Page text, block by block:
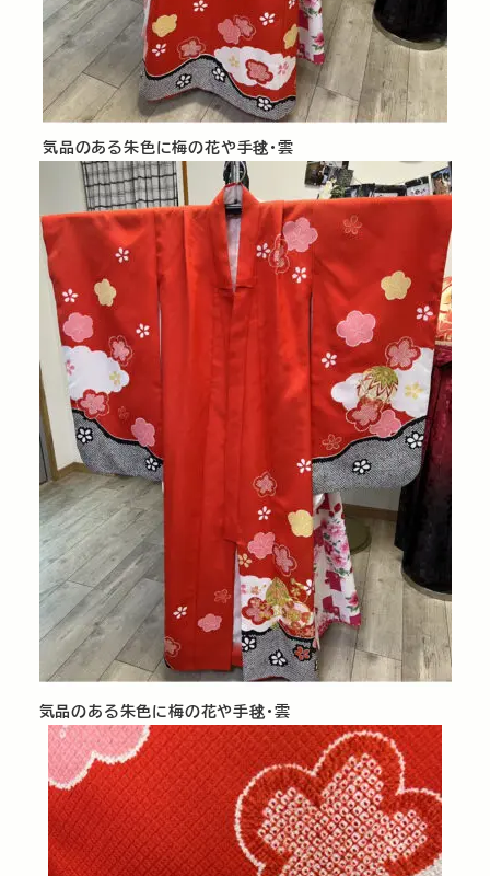
気品のある朱色に梅の花や手毬･雲
気品のある朱色に梅の花や手毬･雲